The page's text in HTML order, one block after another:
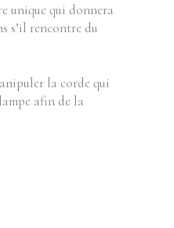
unique qui donnera
s’il rencontre du
la corde qui
afin de la